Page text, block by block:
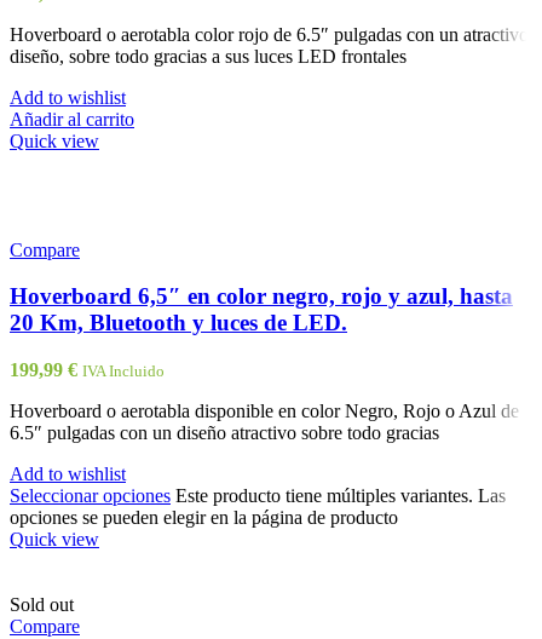
Hoverboard o aerotabla color rojo de 6.5″ pulgadas con un atractivo
diseño, sobre todo gracias a sus luces LED frontales
Add to wishlist
Añadir al carrito
Quick view
Compare
Hoverboard 6,5″ en color negro, rojo y azul, hasta
20 Km, Bluetooth y luces de LED.
199,99 € IVA Incluido
Hoverboard o aerotabla disponible en color Negro, Rojo o Azul de
6.5″ pulgadas con un diseño atractivo sobre todo gracias
Add to wishlist
Seleccionar opciones Este producto tiene múltiples variantes. Las
opciones se pueden elegir en la página de producto
Quick view
Sold out
Compare